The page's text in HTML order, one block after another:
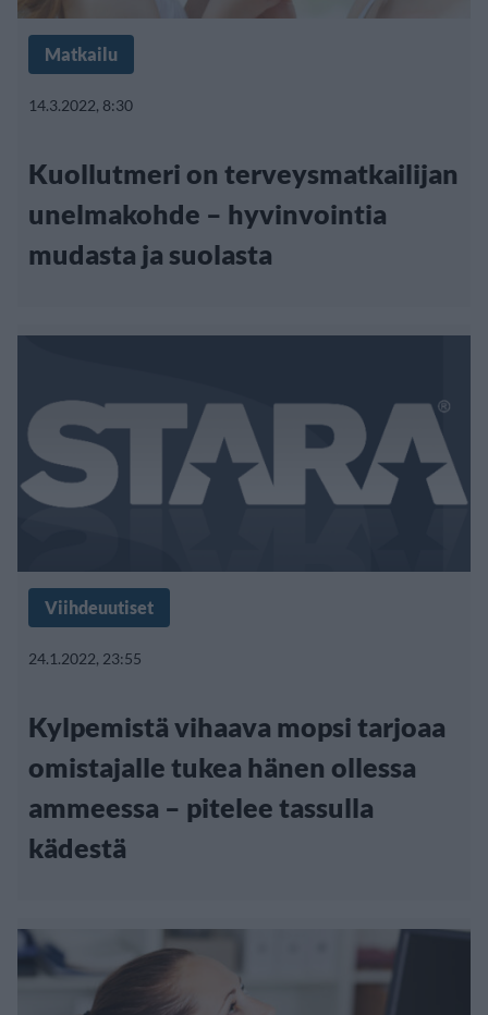
Matkailu
14.3.2022, 8:30
Kuollutmeri on terveysmatkailijan
unelmakohde – hyvinvointia
mudasta ja suolasta
Viihdeuutiset
24.1.2022, 23:55
Kylpemistä vihaava mopsi tarjoaa
omistajalle tukea hänen ollessa
ammeessa – pitelee tassulla
kädestä